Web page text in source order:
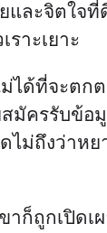
และจิตใจ
าะเยาะ
ม่ได้ที่จะตก
สมัครรับข้อ
ไม่ถึงว่าหย
าก็ถูกเปิดเ